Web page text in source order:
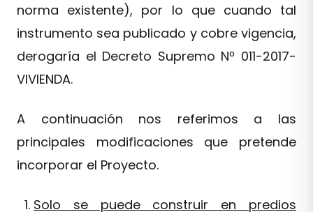
norma existente), por lo que cuando tal
instrumento sea publicado y cobre vigencia,
derogaría el Decreto Supremo Nº 011-2017-
VIVIENDA.
A continuación nos referimos a las
principales modificaciones que pretende
incorporar el Proyecto.
Solo se puede construir en predios